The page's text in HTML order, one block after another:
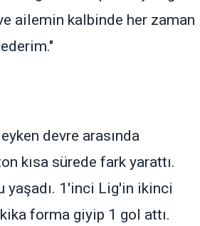
ailemin kalbinde her zaman
devre arasında
kısa sürede fark yarattı.
1'inci Lig'in ikinci
forma giyip 1 gol attı.